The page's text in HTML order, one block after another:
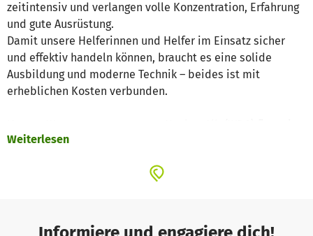
zeitintensiv und verlangen volle Konzentration, Erfahrung
und gute Ausrüstung.
Damit unsere Helferinnen und Helfer im Einsatz sicher
und effektiv handeln können, braucht es eine solide
Ausbildung und moderne Technik – beides ist mit
erheblichen Kosten verbunden.
sich überwiegend durch Mitgliedsbeiträge und Spenden.
aus Veranstaltungsabsicherungen gedeckt. Die größten
sowie die Aus- und Fortbildung unserer ehrenamtlichen
Weiterlesen